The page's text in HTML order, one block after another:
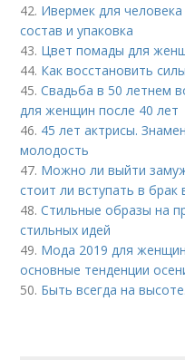
42. Ивермек для
состав и упаковка
43. Цвет помады для
44. Как восстановить
45.Свадьба в 50 летнем
для женщин после 40 лет
46. 45 лет актрисы.
молодость
47. Можно ли выйти
стоит ли вступать в брак
48.Стильные образы на
стильных идей
49. Мода 2019 для
основные тенденции
50. Быть всегда на